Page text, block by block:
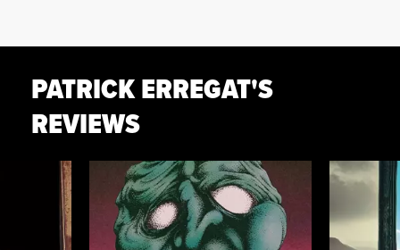
PATRICK ERREGAT'S
REVIEWS